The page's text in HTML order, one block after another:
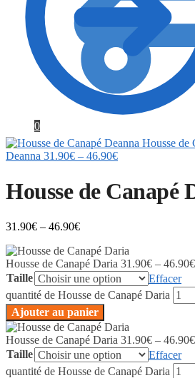
0
Housse de
Deanna 31.90€ – 46.90€
Housse de Canapé
31.90€ – 46.90€
Housse de Canapé Daria 31.90€ – 46.90€
Taille
Effacer
quantité de Housse de Canapé Daria
Ajouter au panier
Housse de Canapé Daria 31.90€ – 46.90€
Taille
Effacer
quantité de Housse de Canapé Daria